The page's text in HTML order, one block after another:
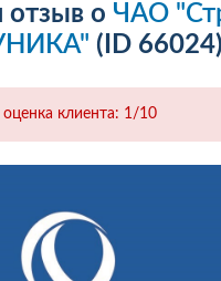
отзыв о ЧАО
(ID 66024)
клиента: 1/10